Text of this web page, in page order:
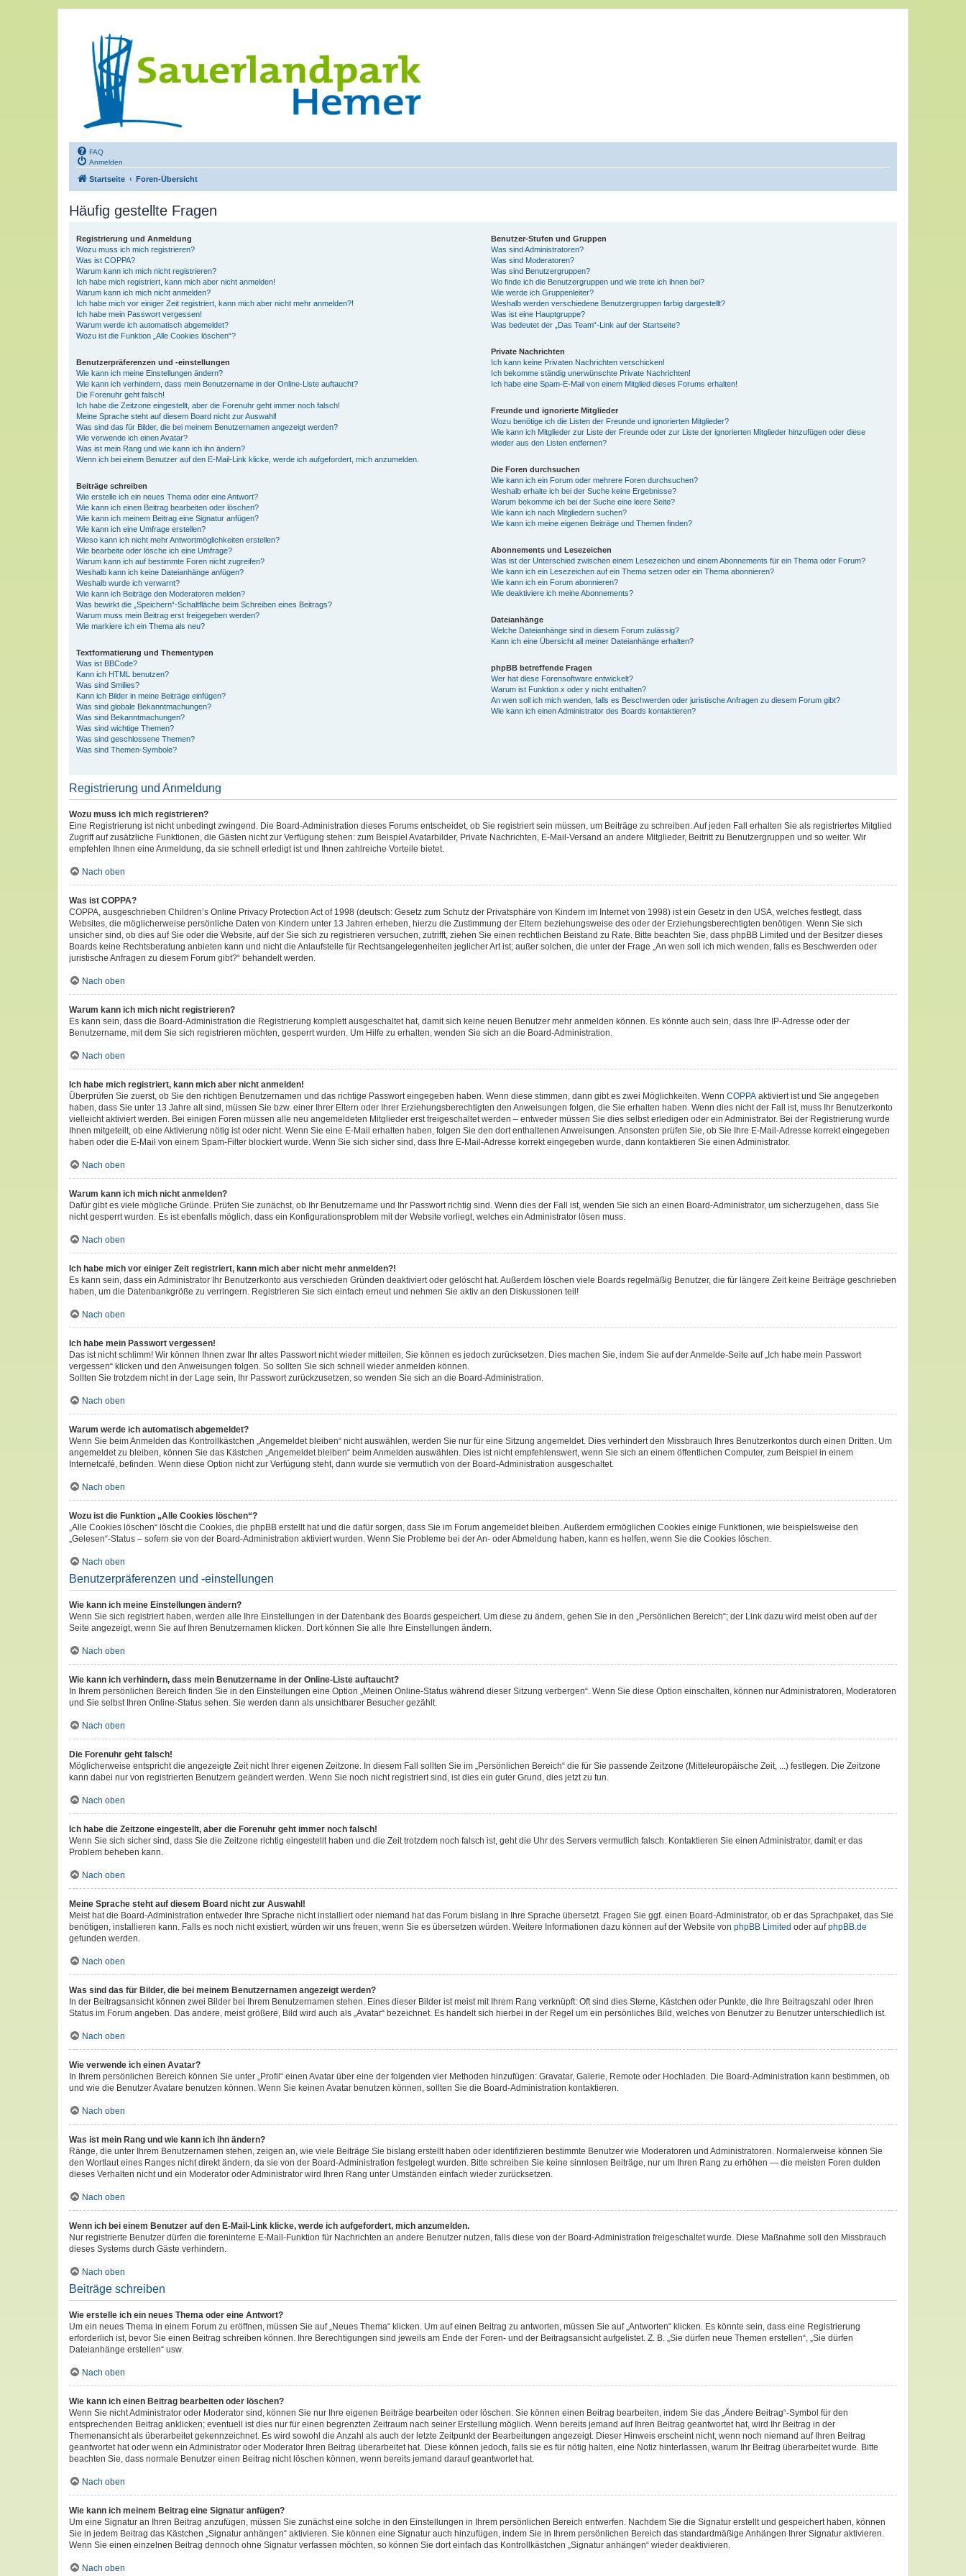
FAQ
Anmelden
Startseite Foren-Übersicht
Häufig gestellte Fragen
Registrierung und Anmeldung
Wozu muss ich mich registrieren?
Was ist COPPA?
Warum kann ich mich nicht registrieren?
Ich habe mich registriert, kann mich aber nicht anmelden!
Warum kann ich mich nicht anmelden?
Ich habe mich vor einiger Zeit registriert, kann mich aber nicht mehr anmelden?!
Ich habe mein Passwort vergessen!
Warum werde ich automatisch abgemeldet?
Wozu ist die Funktion „Alle Cookies löschen“?
Benutzerpräferenzen und -einstellungen
Wie kann ich meine Einstellungen ändern?
Wie kann ich verhindern, dass mein Benutzername in der Online-Liste auftaucht?
Die Forenuhr geht falsch!
Ich habe die Zeitzone eingestellt, aber die Forenuhr geht immer noch falsch!
Meine Sprache steht auf diesem Board nicht zur Auswahl!
Was sind das für Bilder, die bei meinem Benutzernamen angezeigt werden?
Wie verwende ich einen Avatar?
Was ist mein Rang und wie kann ich ihn ändern?
Wenn ich bei einem Benutzer auf den E-Mail-Link klicke, werde ich aufgefordert, mich anzumelden.
Beiträge schreiben
Wie erstelle ich ein neues Thema oder eine Antwort?
Wie kann ich einen Beitrag bearbeiten oder löschen?
Wie kann ich meinem Beitrag eine Signatur anfügen?
Wie kann ich eine Umfrage erstellen?
Wieso kann ich nicht mehr Antwortmöglichkeiten erstellen?
Wie bearbeite oder lösche ich eine Umfrage?
Warum kann ich auf bestimmte Foren nicht zugreifen?
Weshalb kann ich keine Dateianhänge anfügen?
Weshalb wurde ich verwarnt?
Wie kann ich Beiträge den Moderatoren melden?
Was bewirkt die „Speichern“-Schaltfläche beim Schreiben eines Beitrags?
Warum muss mein Beitrag erst freigegeben werden?
Wie markiere ich ein Thema als neu?
Textformatierung und Thementypen
Was ist BBCode?
Kann ich HTML benutzen?
Was sind Smilies?
Kann ich Bilder in meine Beiträge einfügen?
Was sind globale Bekanntmachungen?
Was sind Bekanntmachungen?
Was sind wichtige Themen?
Was sind geschlossene Themen?
Was sind Themen-Symbole?
Benutzer-Stufen und Gruppen
Was sind Administratoren?
Was sind Moderatoren?
Was sind Benutzergruppen?
Wo finde ich die Benutzergruppen und wie trete ich ihnen bei?
Wie werde ich Gruppenleiter?
Weshalb werden verschiedene Benutzergruppen farbig dargestellt?
Was ist eine Hauptgruppe?
Was bedeutet der „Das Team“-Link auf der Startseite?
Private Nachrichten
Ich kann keine Privaten Nachrichten verschicken!
Ich bekomme ständig unerwünschte Private Nachrichten!
Ich habe eine Spam-E-Mail von einem Mitglied dieses Forums erhalten!
Freunde und ignorierte Mitglieder
Wozu benötige ich die Listen der Freunde und ignorierten Mitglieder?
Wie kann ich Mitglieder zur Liste der Freunde oder zur Liste der ignorierten Mitglieder hinzufügen oder diese
wieder aus den Listen entfernen?
Die Foren durchsuchen
Wie kann ich ein Forum oder mehrere Foren durchsuchen?
Weshalb erhalte ich bei der Suche keine Ergebnisse?
Warum bekomme ich bei der Suche eine leere Seite?
Wie kann ich nach Mitgliedern suchen?
Wie kann ich meine eigenen Beiträge und Themen finden?
Abonnements und Lesezeichen
Was ist der Unterschied zwischen einem Lesezeichen und einem Abonnements für ein Thema oder Forum?
Wie kann ich ein Lesezeichen auf ein Thema setzen oder ein Thema abonnieren?
Wie kann ich ein Forum abonnieren?
Wie deaktiviere ich meine Abonnements?
Dateianhänge
Welche Dateianhänge sind in diesem Forum zulässig?
Kann ich eine Übersicht all meiner Dateianhänge erhalten?
phpBB betreffende Fragen
Wer hat diese Forensoftware entwickelt?
Warum ist Funktion x oder y nicht enthalten?
An wen soll ich mich wenden, falls es Beschwerden oder juristische Anfragen zu diesem Forum gibt?
Wie kann ich einen Administrator des Boards kontaktieren?
Registrierung und Anmeldung
Wozu muss ich mich registrieren?
Eine Registrierung ist nicht unbedingt zwingend. Die Board-Administration dieses Forums entscheidet, ob Sie registriert sein müssen, um Beiträge zu schreiben. Auf jeden Fall erhalten Sie als registriertes Mitglied
Zugriff auf zusätzliche Funktionen, die Gästen nicht zur Verfügung stehen: zum Beispiel Avatarbilder, Private Nachrichten, E-Mail-Versand an andere Mitglieder, Beitritt zu Benutzergruppen und so weiter. Wir
empfehlen Ihnen eine Anmeldung, da sie schnell erledigt ist und Ihnen zahlreiche Vorteile bietet.
Nach oben
Was ist COPPA?
COPPA, ausgeschrieben Children’s Online Privacy Protection Act of 1998 (deutsch: Gesetz zum Schutz der Privatsphäre von Kindern im Internet von 1998) ist ein Gesetz in den USA, welches festlegt, dass
Websites, die möglicherweise persönliche Daten von Kindern unter 13 Jahren erheben, hierzu die Zustimmung der Eltern beziehungsweise des oder der Erziehungsberechtigten benötigen. Wenn Sie sich
unsicher sind, ob dies auf Sie oder die Website, auf der Sie sich zu registrieren versuchen, zutrifft, ziehen Sie einen rechtlichen Beistand zu Rate. Bitte beachten Sie, dass phpBB Limited und der Besitzer dieses
Boards keine Rechtsberatung anbieten kann und nicht die Anlaufstelle für Rechtsangelegenheiten jeglicher Art ist; außer solchen, die unter der Frage „An wen soll ich mich wenden, falls es Beschwerden oder
juristische Anfragen zu diesem Forum gibt?“ behandelt werden.
Nach oben
Warum kann ich mich nicht registrieren?
Es kann sein, dass die Board-Administration die Registrierung komplett ausgeschaltet hat, damit sich keine neuen Benutzer mehr anmelden können. Es könnte auch sein, dass Ihre IP-Adresse oder der
Benutzername, mit dem Sie sich registrieren möchten, gesperrt wurden. Um Hilfe zu erhalten, wenden Sie sich an die Board-Administration.
Nach oben
Ich habe mich registriert, kann mich aber nicht anmelden!
Überprüfen Sie zuerst, ob Sie den richtigen Benutzernamen und das richtige Passwort eingegeben haben. Wenn diese stimmen, dann gibt es zwei Möglichkeiten. Wenn COPPA aktiviert ist und Sie angegeben
haben, dass Sie unter 13 Jahre alt sind, müssen Sie bzw. einer Ihrer Eltern oder Ihrer Erziehungsberechtigten den Anweisungen folgen, die Sie erhalten haben. Wenn dies nicht der Fall ist, muss Ihr Benutzerkonto
vielleicht aktiviert werden. Bei einigen Foren müssen alle neu angemeldeten Mitglieder erst freigeschaltet werden – entweder müssen Sie dies selbst erledigen oder ein Administrator. Bei der Registrierung wurde
Ihnen mitgeteilt, ob eine Aktivierung nötig ist oder nicht. Wenn Sie eine E-Mail erhalten haben, folgen Sie den dort enthaltenen Anweisungen. Ansonsten prüfen Sie, ob Sie Ihre E-Mail-Adresse korrekt eingegeben
haben oder die E-Mail von einem Spam-Filter blockiert wurde. Wenn Sie sich sicher sind, dass Ihre E-Mail-Adresse korrekt eingegeben wurde, dann kontaktieren Sie einen Administrator.
Nach oben
Warum kann ich mich nicht anmelden?
Dafür gibt es viele mögliche Gründe. Prüfen Sie zunächst, ob Ihr Benutzername und Ihr Passwort richtig sind. Wenn dies der Fall ist, wenden Sie sich an einen Board-Administrator, um sicherzugehen, dass Sie
nicht gesperrt wurden. Es ist ebenfalls möglich, dass ein Konfigurationsproblem mit der Website vorliegt, welches ein Administrator lösen muss.
Nach oben
Ich habe mich vor einiger Zeit registriert, kann mich aber nicht mehr anmelden?!
Es kann sein, dass ein Administrator Ihr Benutzerkonto aus verschieden Gründen deaktiviert oder gelöscht hat. Außerdem löschen viele Boards regelmäßig Benutzer, die für längere Zeit keine Beiträge geschrieben
haben, um die Datenbankgröße zu verringern. Registrieren Sie sich einfach erneut und nehmen Sie aktiv an den Diskussionen teil!
Nach oben
Ich habe mein Passwort vergessen!
Das ist nicht schlimm! Wir können Ihnen zwar Ihr altes Passwort nicht wieder mitteilen, Sie können es jedoch zurücksetzen. Dies machen Sie, indem Sie auf der Anmelde-Seite auf „Ich habe mein Passwort
vergessen“ klicken und den Anweisungen folgen. So sollten Sie sich schnell wieder anmelden können.
Sollten Sie trotzdem nicht in der Lage sein, Ihr Passwort zurückzusetzen, so wenden Sie sich an die Board-Administration.
Nach oben
Warum werde ich automatisch abgemeldet?
Wenn Sie beim Anmelden das Kontrollkästchen „Angemeldet bleiben“ nicht auswählen, werden Sie nur für eine Sitzung angemeldet. Dies verhindert den Missbrauch Ihres Benutzerkontos durch einen Dritten. Um
angemeldet zu bleiben, können Sie das Kästchen „Angemeldet bleiben“ beim Anmelden auswählen. Dies ist nicht empfehlenswert, wenn Sie sich an einem öffentlichen Computer, zum Beispiel in einem
Internetcafé, befinden. Wenn diese Option nicht zur Verfügung steht, dann wurde sie vermutlich von der Board-Administration ausgeschaltet.
Nach oben
Wozu ist die Funktion „Alle Cookies löschen“?
„Alle Cookies löschen“ löscht die Cookies, die phpBB erstellt hat und die dafür sorgen, dass Sie im Forum angemeldet bleiben. Außerdem ermöglichen Cookies einige Funktionen, wie beispielsweise den
„Gelesen“-Status – sofern sie von der Board-Administration aktiviert wurden. Wenn Sie Probleme bei der An- oder Abmeldung haben, kann es helfen, wenn Sie die Cookies löschen.
Nach oben
Benutzerpräferenzen und -einstellungen
Wie kann ich meine Einstellungen ändern?
Wenn Sie sich registriert haben, werden alle Ihre Einstellungen in der Datenbank des Boards gespeichert. Um diese zu ändern, gehen Sie in den „Persönlichen Bereich“; der Link dazu wird meist oben auf der
Seite angezeigt, wenn Sie auf Ihren Benutzernamen klicken. Dort können Sie alle Ihre Einstellungen ändern.
Nach oben
Wie kann ich verhindern, dass mein Benutzername in der Online-Liste auftaucht?
In Ihrem persönlichen Bereich finden Sie in den Einstellungen eine Option „Meinen Online-Status während dieser Sitzung verbergen“. Wenn Sie diese Option einschalten, können nur Administratoren, Moderatoren
und Sie selbst Ihren Online-Status sehen. Sie werden dann als unsichtbarer Besucher gezählt.
Nach oben
Die Forenuhr geht falsch!
Möglicherweise entspricht die angezeigte Zeit nicht Ihrer eigenen Zeitzone. In diesem Fall sollten Sie im „Persönlichen Bereich“ die für Sie passende Zeitzone (Mitteleuropäische Zeit, ...) festlegen. Die Zeitzone
kann dabei nur von registrierten Benutzern geändert werden. Wenn Sie noch nicht registriert sind, ist dies ein guter Grund, dies jetzt zu tun.
Nach oben
Ich habe die Zeitzone eingestellt, aber die Forenuhr geht immer noch falsch!
Wenn Sie sich sicher sind, dass Sie die Zeitzone richtig eingestellt haben und die Zeit trotzdem noch falsch ist, geht die Uhr des Servers vermutlich falsch. Kontaktieren Sie einen Administrator, damit er das
Problem beheben kann.
Nach oben
Meine Sprache steht auf diesem Board nicht zur Auswahl!
Meist hat die Board-Administration entweder Ihre Sprache nicht installiert oder niemand hat das Forum bislang in Ihre Sprache übersetzt. Fragen Sie ggf. einen Board-Administrator, ob er das Sprachpaket, das Sie
benötigen, installieren kann. Falls es noch nicht existiert, würden wir uns freuen, wenn Sie es übersetzen würden. Weitere Informationen dazu können auf der Website von phpBB Limited oder aufphpBB.de
gefunden werden.
Nach oben
Was sind das für Bilder, die bei meinem Benutzernamen angezeigt werden?
In der Beitragsansicht können zwei Bilder bei Ihrem Benutzernamen stehen. Eines dieser Bilder ist meist mit Ihrem Rang verknüpft: Oft sind dies Sterne, Kästchen oder Punkte, die Ihre Beitragszahl oder Ihren
Status im Forum angeben. Das andere, meist größere, Bild wird auch als „Avatar“ bezeichnet. Es handelt sich hierbei in der Regel um ein persönliches Bild, welches von Benutzer zu Benutzer unterschiedlich ist.
Nach oben
Wie verwende ich einen Avatar?
In Ihrem persönlichen Bereich können Sie unter „Profil“ einen Avatar über eine der folgenden vier Methoden hinzufügen: Gravatar, Galerie, Remote oder Hochladen. Die Board-Administration kann bestimmen, ob
und wie die Benutzer Avatare benutzen können. Wenn Sie keinen Avatar benutzen können, sollten Sie die Board-Administration kontaktieren.
Nach oben
Was ist mein Rang und wie kann ich ihn ändern?
Ränge, die unter Ihrem Benutzernamen stehen, zeigen an, wie viele Beiträge Sie bislang erstellt haben oder identifizieren bestimmte Benutzer wie Moderatoren und Administratoren. Normalerweise können Sie
den Wortlaut eines Ranges nicht direkt ändern, da sie von der Board-Administration festgelegt wurden. Bitte schreiben Sie keine sinnlosen Beiträge, nur um Ihren Rang zu erhöhen — die meisten Foren dulden
dieses Verhalten nicht und ein Moderator oder Administrator wird Ihren Rang unter Umständen einfach wieder zurücksetzen.
Nach oben
Wenn ich bei einem Benutzer auf den E-Mail-Link klicke, werde ich aufgefordert, mich anzumelden.
Nur registrierte Benutzer dürfen die foreninterne E-Mail-Funktion für Nachrichten an andere Benutzer nutzen, falls diese von der Board-Administration freigeschaltet wurde. Diese Maßnahme soll den Missbrauch
dieses Systems durch Gäste verhindern.
Nach oben
Beiträge schreiben
Wie erstelle ich ein neues Thema oder eine Antwort?
Um ein neues Thema in einem Forum zu eröffnen, müssen Sie auf „Neues Thema“ klicken. Um auf einen Beitrag zu antworten, müssen Sie auf „Antworten“ klicken. Es könnte sein, dass eine Registrierung
erforderlich ist, bevor Sie einen Beitrag schreiben können. Ihre Berechtigungen sind jeweils am Ende der Foren- und der Beitragsansicht aufgelistet. Z. B. „Sie dürfen neue Themen erstellen“, „Sie dürfen
Dateianhänge erstellen“ usw.
Nach oben
Wie kann ich einen Beitrag bearbeiten oder löschen?
Wenn Sie nicht Administrator oder Moderator sind, können Sie nur Ihre eigenen Beiträge bearbeiten oder löschen. Sie können einen Beitrag bearbeiten, indem Sie das „Ändere Beitrag“-Symbol für den
entsprechenden Beitrag anklicken; eventuell ist dies nur für einen begrenzten Zeitraum nach seiner Erstellung möglich. Wenn bereits jemand auf Ihren Beitrag geantwortet hat, wird Ihr Beitrag in der
Themenansicht als überarbeitet gekennzeichnet. Es wird sowohl die Anzahl als auch der letzte Zeitpunkt der Bearbeitungen angezeigt. Dieser Hinweis erscheint nicht, wenn noch niemand auf Ihren Beitrag
geantwortet hat oder wenn ein Administrator oder Moderator Ihren Beitrag überarbeitet hat. Diese können jedoch, falls sie es für nötig halten, eine Notiz hinterlassen, warum Ihr Beitrag überarbeitet wurde. Bitte
beachten Sie, dass normale Benutzer einen Beitrag nicht löschen können, wenn bereits jemand darauf geantwortet hat.
Nach oben
Wie kann ich meinem Beitrag eine Signatur anfügen?
Um eine Signatur an Ihren Beitrag anzufügen, müssen Sie zunächst eine solche in den Einstellungen in Ihrem persönlichen Bereich entwerfen. Nachdem Sie die Signatur erstellt und gespeichert haben, können
Sie in jedem Beitrag das Kästchen „Signatur anhängen“ aktivieren. Sie können eine Signatur auch hinzufügen, indem Sie in Ihrem persönlichen Bereich das standardmäßige Anhängen Ihrer Signatur aktivieren.
Wenn Sie einen einzelnen Beitrag dennoch ohne Signatur verfassen möchten, so können Sie dort einfach das Kontrollkästchen „Signatur anhängen“ wieder deaktivieren.
Nach oben